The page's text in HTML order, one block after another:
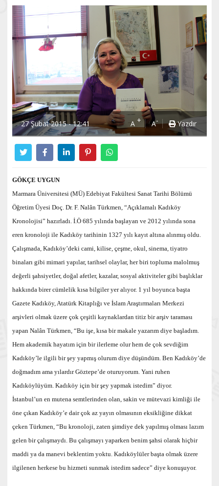
27 Şubat 2015 - 12:41 A + A- Yazdır
GÖKÇE UYGUN
Marmara Üniversitesi (MÜ) Edebiyat Fakültesi Sanat Tarihi Bölümü
Öğretim Üyesi Doç. Dr. F. Nalân Türkmen, “Açıklamalı Kadıköy
Kronolojisi” hazırladı. İ.Ö 685 yılında başlayan ve 2012 yılında sona
eren kronoloji ile Kadıköy tarihinin 1327 yılı kayıt altına alınmış oldu.
Çalışmada, Kadıköy’deki cami, kilise, çeşme, okul, sinema, tiyatro
binaları gibi mimari yapılar, tarihsel olaylar, her biri topluma malolmuş
değerli şahsiyetler, doğal afetler, kazalar, sosyal aktiviteler gibi başlıklar
hakkında birer cümlelik kısa bilgiler yer alıyor. 1 yıl boyunca başta
Gazete Kadıköy, Atatürk Kitaplığı ve İslam Araştırmaları Merkezi
arşivleri olmak üzere çok çeşitli kaynaklardan titiz bir arşiv taraması
yapan Nalân Türkmen, “Bu işe, kısa bir makale yazarım diye başladım.
Hem akademik hayatım için bir ilerleme olur hem de çok sevdiğim
Kadıköy’le ilgili bir şey yapmış olurum diye düşündüm. Ben Kadıköy’de
doğmadım ama yılardır Göztepe’de oturuyorum. Yani ruhen
Kadıköylüyüm. Kadıköy için bir şey yapmak istedim” diyor.
İstanbul’un en mutena semtlerinden olan, sakin ve mütevazi kimliği ile
öne çıkan Kadıköy’e dair çok az yayın olmasının eksikliğine dikkat
çeken Türkmen, “Bu kronoloji, zaten şimdiye dek yapılmış olması lazım
gelen bir çalışmaydı. Bu çalışmayı yaparken benim şahsi olarak hiçbir
maddi ya da manevi beklentim yoktu. Kadıköylüler başta olmak üzere
ilgilenen herkese bu hizmeti sunmak istedim sadece” diye konuşuyor.